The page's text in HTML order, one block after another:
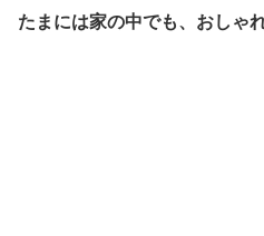
たまには家の中でも、おしゃ